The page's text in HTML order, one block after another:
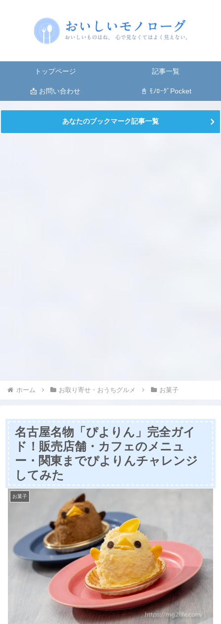
トップページ 記事一覧
📩 お問い合わせ 📓 ﾓﾉﾛｰｸﾞPocket
あなたのブックマーク記事一覧
ホーム お取り寄せ・おうちグルメ お菓子
名古屋名物「ぴよりん」完全ガイ
ド！販売店舗・カフェのメニュ
ー・関東までぴよりんチャレンジ
してみた
お菓子